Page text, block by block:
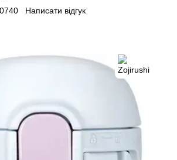
Написати відгук